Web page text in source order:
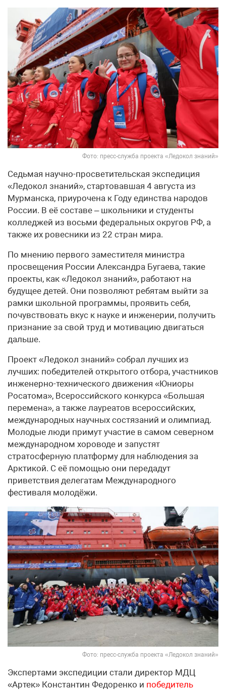
Фото: пресс-служба проекта «Ледокол знаний»
Седьмая научно-просветительская экспедиция
«Ледокол знаний», стартовавшая 4 августа из
Мурманска, приурочена к Году единства народов
России. В её составе – школьники и студенты
колледжей из восьми федеральных округов РФ, а
также их ровесники из 22 стран мира.
По мнению первого заместителя министра
просвещения России Александра Бугаева, такие
проекты, как «Ледокол знаний», работают на
будущее детей. Они позволяют ребятам выйти за
рамки школьной программы, проявить себя,
почувствовать вкус к науке и инженерии, получить
признание за свой труд и мотивацию двигаться
дальше.
Проект «Ледокол знаний» собрал лучших из
лучших: победителей открытого отбора, участников
инженерно-технического движения «Юниоры
Росатома», Всероссийского конкурса «Большая
перемена», а также лауреатов всероссийских,
международных научных состязаний и олимпиад.
Молодые люди примут участие в самом северном
международном хороводе и запустят
стратосферную платформу для наблюдения за
Арктикой. С её помощью они передадут
приветствия делегатам Международного
фестиваля молодёжи.
Фото: пресс-служба проекта «Ледокол знаний»
Экспертами экспедиции стали директор МДЦ
«Артек» Константин Федоренко и победитель